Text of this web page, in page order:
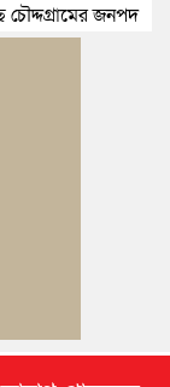
চৌদ্দগ্রামের জনপদ